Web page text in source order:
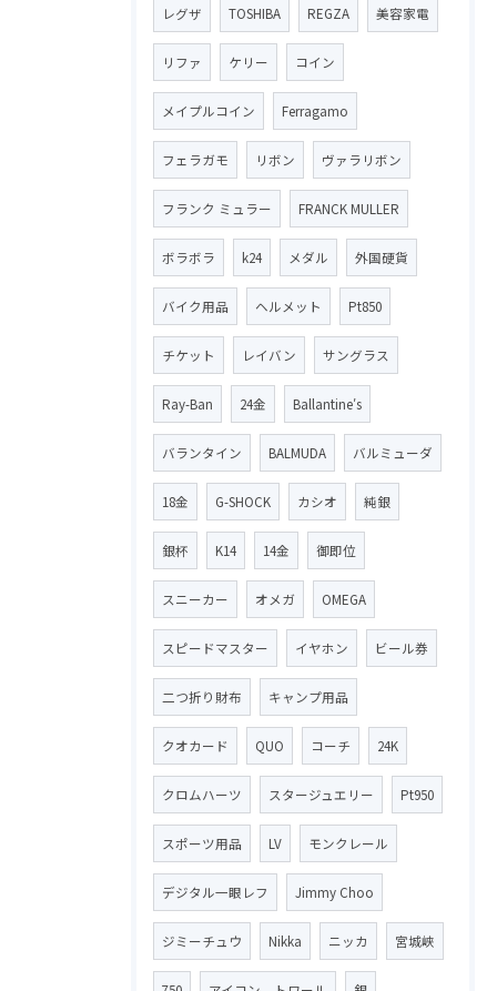
レグザ TOSHIBA REGZA 美容家電
リファ ケリー コイン
メイプルコイン Ferragamo
フェラガモ リボン ヴァラリボン
フランク ミュラー FRANCK MULLER
ボラボラ k24 メダル 外国硬貨
バイク用品 ヘルメット Pt850
チケット レイバン サングラス
Ray-Ban 24金 Ballantine′s
バランタイン BALMUDA バルミューダ
18金 G-SHOCK カシオ 純銀
銀杯 K14 14金 御即位
スニーカー オメガ OMEGA
スピードマスター イヤホン ビール券
二つ折り財布 キャンプ用品
クオカード QUO コーチ 24K
クロムハーツ スタージュエリー Pt950
スポーツ用品 LV モンクレール
デジタル一眼レフ Jimmy Choo
ジミーチュウ Nikka ニッカ 宮城峡